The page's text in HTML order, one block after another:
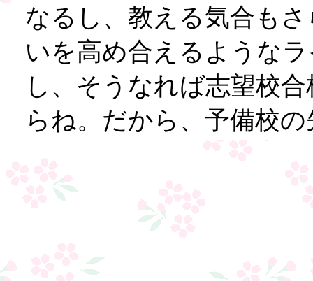
なるし、教える気合も
いを高め合えるような
し、そうなれば志望校
らね。だから、予備校